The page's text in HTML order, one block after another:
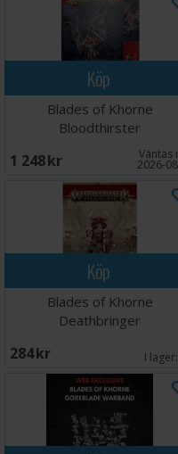
Köp
Blades of Khorne
Bloodthirster
1 248 SEK Väntas
2026-
Köp
Blades of Khorne
Deathbringer
284 SEK I lager: